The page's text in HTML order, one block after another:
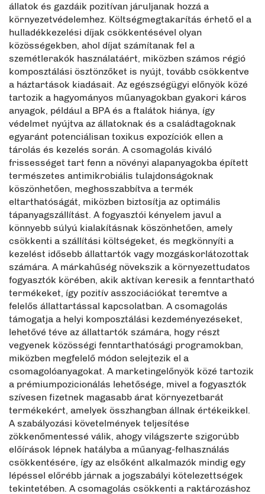
állatok és gazdáik pozitívan járuljanak hozzá a
környezetvédelemhez. Költségmegtakarítás érhető el a
hulladékkezelési díjak csökkentésével olyan
közösségekben, ahol díjat számítanak fel a
szemétlerakók használatáért, miközben számos régió
komposztálási ösztönzőket is nyújt, tovább csökkentve
a háztartások kiadásait. Az egészségügyi előnyök közé
tartozik a hagyományos műanyagokban gyakori káros
anyagok, például a BPA és a ftalátok hiánya, így
védelmet nyújtva az állatoknak és a családtagoknak
egyaránt potenciálisan toxikus expozíciók ellen a
tárolás és kezelés során. A csomagolás kiváló
frissességet tart fenn a növényi alapanyagokba épített
természetes antimikrobiális tulajdonságoknak
köszönhetően, meghosszabbítva a termék
eltarthatóságát, miközben biztosítja az optimális
tápanyagszállítást. A fogyasztói kényelem javul a
könnyebb súlyú kialakításnak köszönhetően, amely
csökkenti a szállítási költségeket, és megkönnyíti a
kezelést idősebb állattartók vagy mozgáskorlátozottak
számára. A márkahűség növekszik a környezettudatos
fogyasztók körében, akik aktívan keresik a fenntartható
termékeket, így pozitív asszociációkat teremtve a
felelős állattartással kapcsolatban. A csomagolás
támogatja a helyi komposztálási kezdeményezéseket,
lehetővé téve az állattartók számára, hogy részt
vegyenek közösségi fenntarthatósági programokban,
miközben megfelelő módon selejtezik el a
csomagolóanyagokat. A marketingelőnyök közé tartozik
a prémiumpozicionálás lehetősége, mivel a fogyasztók
szívesen fizetnek magasabb árat környezetbarát
termékekért, amelyek összhangban állnak értékeikkel.
A szabályozási követelmények teljesítése
zökkenőmentessé válik, ahogy világszerte szigorúbb
előírások lépnek hatályba a műanyag-felhasználás
csökkentésére, így az elsőként alkalmazók mindig egy
lépéssel előrébb járnak a jogszabályi kötelezettségek
tekintetében. A csomagolás csökkenti a raktározáshoz